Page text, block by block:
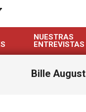
NUESTRAS
ENTREVISTAS
Bille August